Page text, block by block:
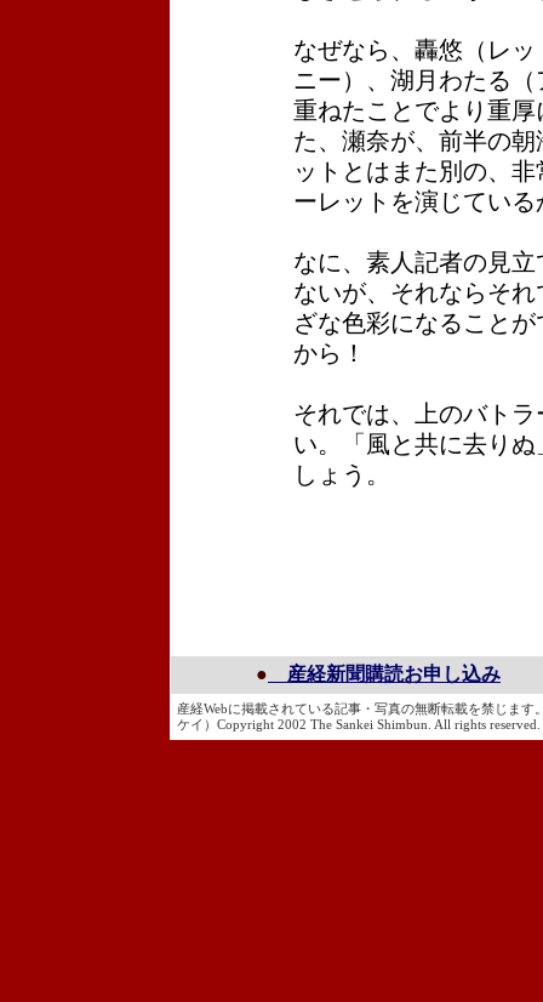
なぜなら、轟悠（レ
ニー）、湖月わたる
重ねたことでより重
た、瀬奈が、前半の
ットとはまた別の、
ーレットを演じてい
なに、素人記者の見
ないが、それならそ
ざな色彩になること
から！
それでは、上のバト
い。「風と共に去り
しょう。
● 産経新聞購読お申し込み
産経Webに掲載されている記事・写真の無断転載を禁じま
ケイ）Copyright 2002 The Sankei Shimbun. All rights reserved.